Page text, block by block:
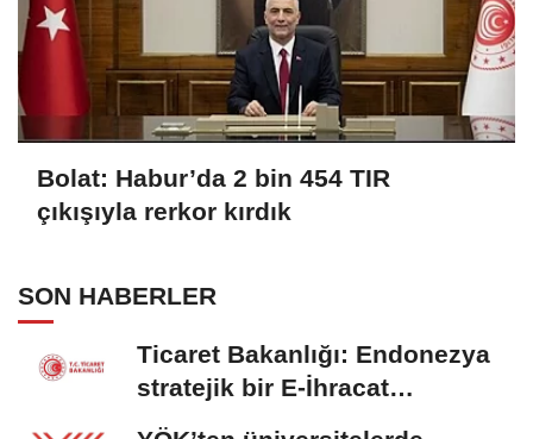
Bolat: Habur’da 2 bin 454 TIR
çıkışıyla rerkor kırdık
SON HABERLER
Ticaret Bakanlığı: Endonezya
stratejik bir E-İhracat